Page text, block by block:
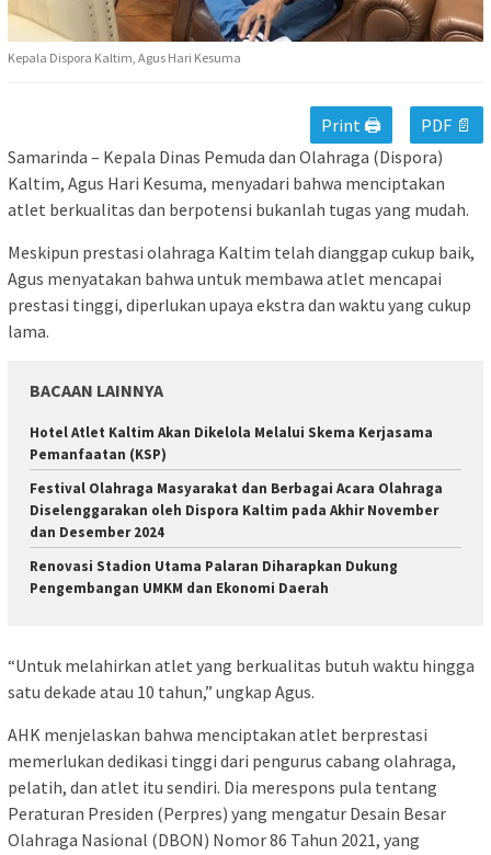
Kepala Dispora Kaltim, Agus Hari Kesuma
Print 🖨
PDF 📄
Samarinda – Kepala Dinas Pemuda dan Olahraga (Dispora)
Kaltim, Agus Hari Kesuma, menyadari bahwa menciptakan
atlet berkualitas dan berpotensi bukanlah tugas yang mudah.
Meskipun prestasi olahraga Kaltim telah dianggap cukup baik,
Agus menyatakan bahwa untuk membawa atlet mencapai
prestasi tinggi, diperlukan upaya ekstra dan waktu yang cukup
lama.
BACAAN LAINNYA
Hotel Atlet Kaltim Akan Dikelola Melalui Skema Kerjasama
Pemanfaatan (KSP)
Festival Olahraga Masyarakat dan Berbagai Acara Olahraga
Diselenggarakan oleh Dispora Kaltim pada Akhir November
dan Desember 2024
Renovasi Stadion Utama Palaran Diharapkan Dukung
Pengembangan UMKM dan Ekonomi Daerah
“Untuk melahirkan atlet yang berkualitas butuh waktu hingga
satu dekade atau 10 tahun,” ungkap Agus.
AHK menjelaskan bahwa menciptakan atlet berprestasi
memerlukan dedikasi tinggi dari pengurus cabang olahraga,
pelatih, dan atlet itu sendiri. Dia merespons pula tentang
Peraturan Presiden (Perpres) yang mengatur Desain Besar
Olahraga Nasional (DBON) Nomor 86 Tahun 2021, yang